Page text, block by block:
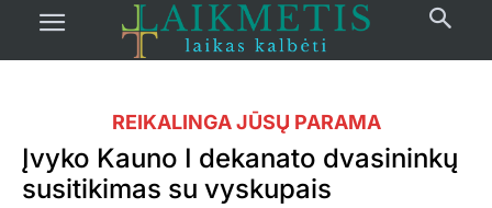
REIKALINGA JŪSŲ PARAMA
Įvyko Kauno I dekanato dvasininkų
susitikimas su vyskupais